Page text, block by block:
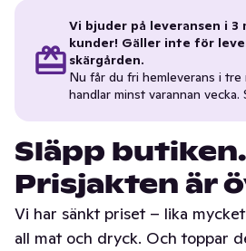
Vi bjuder på leveransen i 3
kunder! Gäller inte för
skärgården.
Nu får du fri hemleverans i tre
handlar minst varannan vecka.
Släpp butiken.
Prisjakten är
Vi har sänkt priset – lika
all mat och dryck. Och toppar